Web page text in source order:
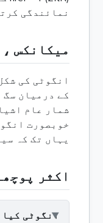
نمائندگی
میکانکس
انگوٹی کی
شمار عام
خوبصورت
یہاں تک کہ
اکثر
انگوٹی کیا